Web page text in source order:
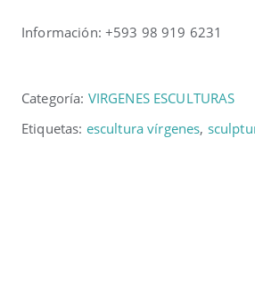
Información: +593 98 919 6231
Categoría: VIRGENES ESCULTURAS
Etiquetas: escultura vírgenes,